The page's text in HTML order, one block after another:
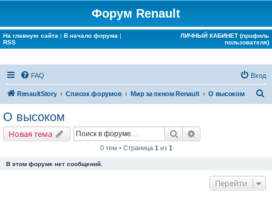
Форум Renault
На главную сайта | В начало форума |
RSS
ЛИЧНЫЙ КАБИНЕТ (профиль
пользователя)
FAQ Вход
RenaultStory Список форумов Мир за окном Renault О высоком
О высоком
Новая тема Поиск
0 тем • Страница 1 из 1
В этом форуме нет сообщений.
Перейти